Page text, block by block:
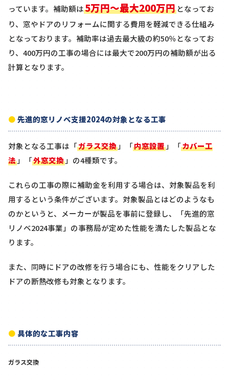
っています。補助額は5万円～最大200万円 となってお
り、窓やドアのリフォームに関する費用を軽減できる仕組み
となっております。補助率は過去最大級の約50％となってお
り、400万円の工事の場合には最大で200万円の補助額が出る
計算となります。
先進的窓リノベ支援2024の対象となる工事
対象となる工事は「ガラス交換」「内窓設置」「カバー工
法」「外窓交換」の4種類です。
これらの工事の際に補助金を利用する場合は、対象製品を利
用するという条件がございます。対象製品とはどのようなも
のかというと、メーカーが製品を事前に登録し、「先進的窓
リノベ2024事業」の事務局が定めた性能を満たした製品とな
ります。
また、同時に ドアの改修を行う場合にも、性能をクリアした
ドアの断熱改修も対象となります。
具体的な工事内容
ガラス交換